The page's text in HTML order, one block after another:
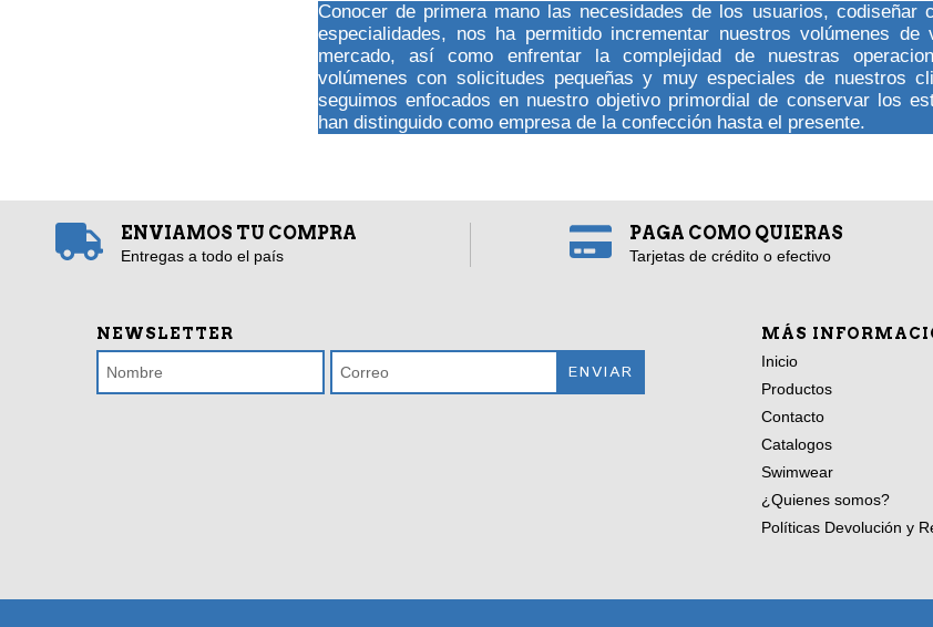
Conocer de primera mano las necesidades de los usuarios, codiseñar
especialidades, nos ha permitido incrementar nuestros volúmenes de
mercado, así como enfrentar la complejidad de nuestras
volúmenes con solicitudes pequeñas y muy especiales de nuestros
seguimos enfocados en nuestro objetivo primordial de conservar los
han distinguido como empresa de la confección hasta el presente.
ENVIAMOS TU COMPRA
Entregas a todo el país
PAGA COMO QUIERAS
Tarjetas de crédito o efectivo
NEWSLETTER
MÁS
Inicio
Productos
Contacto
Catalogos
Swimwear
¿Quienes somos?
Políticas Devolución y